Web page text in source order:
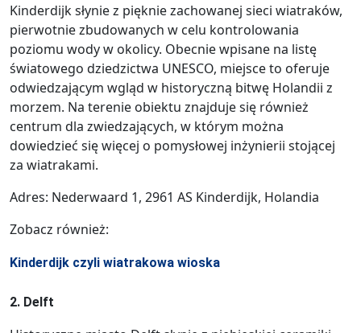
Kinderdijk słynie z pięknie zachowanej sieci wiatraków,
pierwotnie zbudowanych w celu kontrolowania
poziomu wody w okolicy. Obecnie wpisane na listę
światowego dziedzictwa UNESCO, miejsce to oferuje
odwiedzającym wgląd w historyczną bitwę Holandii z
morzem. Na terenie obiektu znajduje się również
centrum dla zwiedzających, w którym można
dowiedzieć się więcej o pomysłowej inżynierii stojącej
za wiatrakami.
Adres: Nederwaard 1, 2961 AS Kinderdijk, Holandia
Zobacz również:
Kinderdijk czyli wiatrakowa wioska
2. Delft